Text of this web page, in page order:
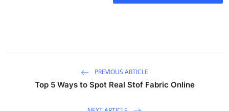
PREVIOUS ARTICLE
Top 5 Ways to Spot Real Stof Fabric Online